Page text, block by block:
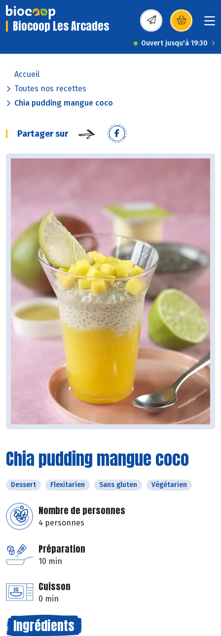
Biocoop Les Arcades (s’ouvre dans une
Ouvert jusqu'à 19:30
Accueil
Toutes nos recettes
Chia pudding mangue coco
Partager sur
Chia pudding mangue coco
Dessert Flexitarien Sans gluten Végétarien
Nombre de personnes
4 personnes
Préparation
10 min
Cuisson
0 min
Ingrédients